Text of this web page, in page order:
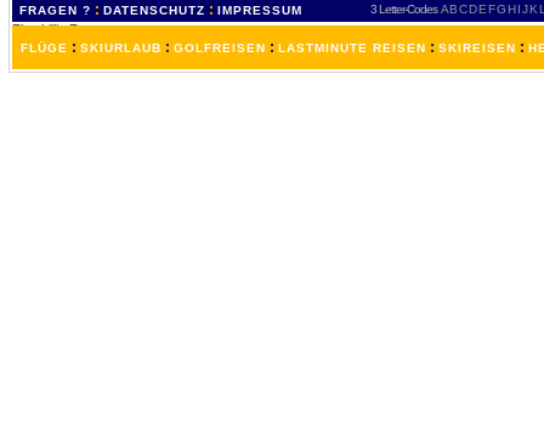
FRAGEN ? : DATENSCHUTZ : IMPRESSUM 3 Letter-Codes ABCDEFGH IJKL
FLÜGE : SKIURLAUB : GOLFREISEN : LASTMINUTE REISEN : SKIREISEN :